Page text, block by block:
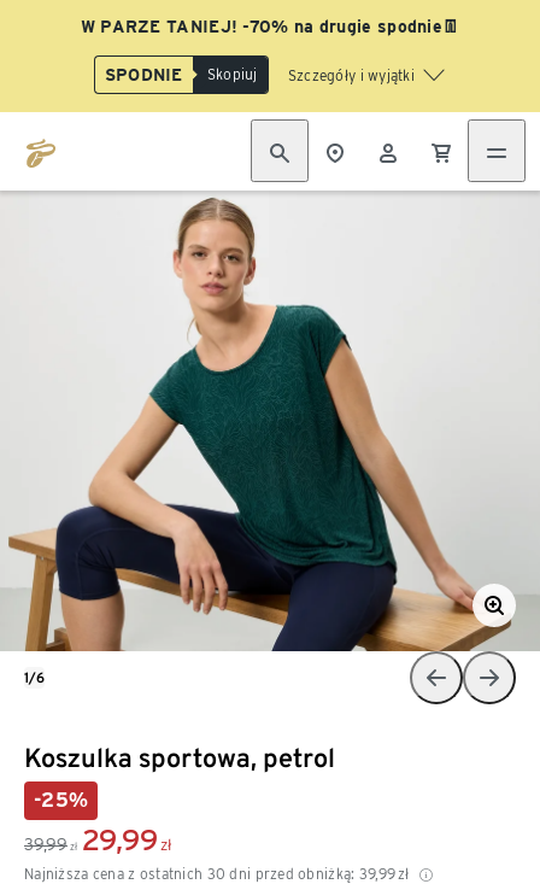
W PARZE TANIEJ! -70% na drugie spodnie👖
SPODNIE Skopiuj Szczegóły i wyjątki
Koszulka sportowa, petrol
-25%
39,99 zł 29,99 zł
Najniższa cena z ostatnich 30 dni przed obniżką: 39,99 zł
1/6